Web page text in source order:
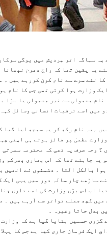
سہاگہ اتر پردیش میں یوگی
یہ یقین تھا کہ راج دھرم نبھانا
نئے سرے سے نام کرن کررہے ہیں ۔
میں بھی یہ بیماری رہی ہے ۔ ستمبر ۱۹۸۵ تک ایک وزارت
۔یہ نام رکھ کر یہ سمجھ لیا گیا
عظمیٰ پر فائز ہوتے ہی اپنی
وجہ صرف یہ تھی کہ محترمہ سمرتی
چاہئے تھا کہ اس بھاری بھرکم
بالکل الٹا ۔ دشمنوں نے انھیں
ساڑھے چار سالہ دور میں یہی ایک
اب اس بڑی وزارت کی ذمے داری
کچھ جملے تواتر سے آرہے ہیں ۔
بدل جاتا وغیرہ ۔
جسمیں بتایا گیا ہے کہ
ایک فرمان جاری کیا ہے جس کا